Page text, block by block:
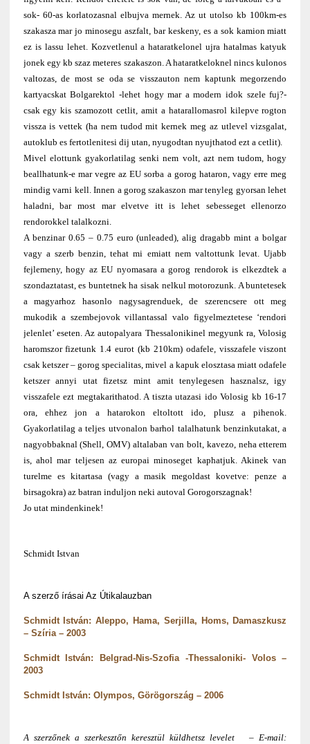
sok- 60-as korlatozasnal elbujva mernek. Az ut utolso kb 100km-es
szakasza mar jo minosegu aszfalt, bar keskeny, es a sok kamion miatt
ez is lassu lehet. Kozvetlenul a hataratkelonel ujra hatalmas katyuk
jonek egy kb szaz meteres szakaszon. A hataratkeloknel nincs kulonos
valtozas, de most se oda se visszauton nem kaptunk megorzendo
kartyacskat Bolgarektol -lehet hogy mar a modern idok szele fuj?-
csak egy kis szamozott cetlit, amit a hatarallomasrol kilepve rogton
vissza is vettek (ha nem tudod mit kernek meg az utlevel vizsgalat,
autoklub es fertotlenitesi dij utan, nyugodtan nyujthatod ezt a cetlit).
Mivel elottunk gyakorlatilag senki nem volt, azt nem tudom, hogy
beallhatunk-e mar vegre az EU sorba a gorog hataron, vagy erre meg
mindig varni kell. Innen a gorog szakaszon mar tenyleg gyorsan lehet
haladni, bar most mar elvetve itt is lehet sebesseget ellenorzo
rendorokkel talalkozni.
A benzinar 0.65 – 0.75 euro (unleaded), alig dragabb mint a bolgar
vagy a szerb benzin, tehat mi emiatt nem valtottunk levat. Ujabb
fejlemeny, hogy az EU nyomasara a gorog rendorok is elkezdtek a
szondaztatast, es buntetnek ha sisak nelkul motorozunk. A buntetesek
a magyarhoz hasonlo nagysagrenduek, de szerencsere ott meg
mukodik a szembejovok villantassal valo figyelmeztetese ‘rendori
jelenlet’ eseten. Az autopalyara Thessalonikinel megyunk ra, Volosig
haromszor fizetunk 1.4 eurot (kb 210km) odafele, visszafele viszont
csak ketszer – gorog specialitas, mivel a kapuk elosztasa miatt odafele
ketszer annyi utat fizetsz mint amit tenylegesen hasznalsz, igy
visszafele ezt megtakarithatod. A tiszta utazasi ido Volosig kb 16-17
ora, ehhez jon a hatarokon eltoltott ido, plusz a pihenok.
Gyakorlatilag a teljes utvonalon barhol talalhatunk benzinkutakat, a
nagyobbaknal (Shell, OMV) altalaban van bolt, kavezo, neha etterem
is, ahol mar teljesen az europai minoseget kaphatjuk. Akinek van
turelme es kitartasa (vagy a masik megoldast kovetve: penze a
birsagokra) az batran induljon neki autoval Gorogorszagnak!
Jo utat mindenkinek!
Schmidt Istvan
A szerző írásai Az Útikalauzban
Schmidt István: Aleppo, Hama, Serjilla, Homs, Damaszkusz
– Szíria – 2003
Schmidt István: Belgrad-Nis-Szofia -Thessaloniki- Volos –
2003
Schmidt István: Olympos, Görögország – 2006
A szerzőnek a szerkesztőn keresztül küldhetsz levelet – E-mail: